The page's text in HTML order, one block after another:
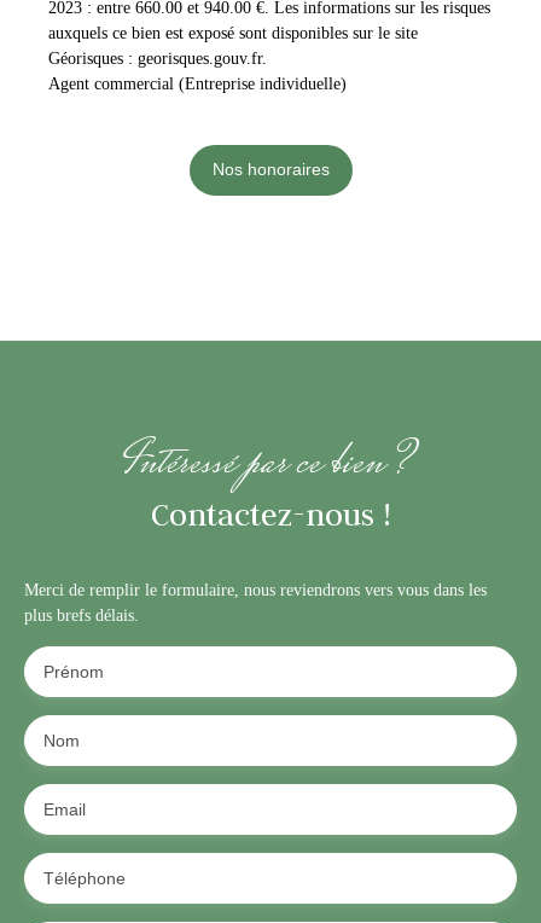
2023 : entre 660.00 et 940.00 €. Les informations sur les risques
auxquels ce bien est exposé sont disponibles sur le site
Géorisques : georisques.gouv.fr.
Agent commercial (Entreprise individuelle)
Nos honoraires
Intéressé par ce bien ?
Contactez-nous !
Merci de remplir le formulaire, nous reviendrons vers vous dans les
plus brefs délais.
Prénom
Nom
Email
Téléphone